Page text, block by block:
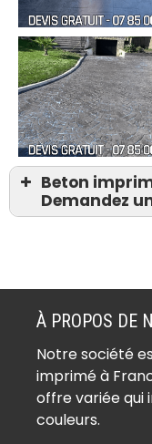
Beton
Demandez
Béton
(77760)
Béton
Béton
Béton
Béton
À PROPOS DE
Notre société
imprimé à
offre variée qui
couleurs.